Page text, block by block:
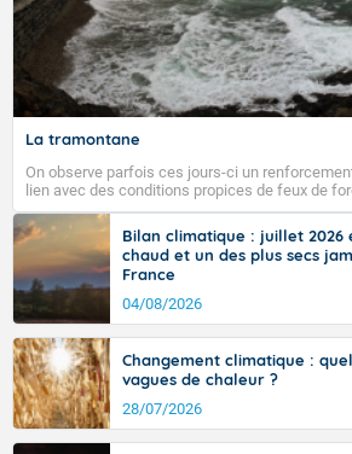
Fermer
La tramontane
On observe parfois ces jours-ci un
lien avec des conditions propices de feux de
tramontane ? Quelles sont ses
vent turbulent soufflant de secteur nord-ouest à
ouest, dans un secteur qui part du Roussillon à
l’ouest de l’Hérault. L’étymologie de ce vent
signifiant au-delà des monts, en allusion aux
d’où provient ce vent.
Bilan climatique : juillet 2026
chaud et un des plus secs
France
04/08/2026
Changement climatique :
vagues de chaleur ?
28/07/2026